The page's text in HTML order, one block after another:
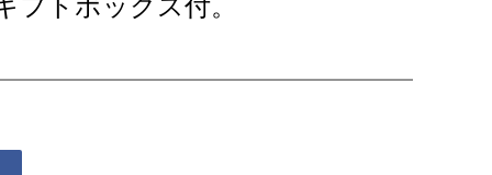
トボックス付。